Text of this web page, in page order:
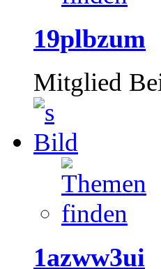
19plbzum
Mitglied
1azww3ui